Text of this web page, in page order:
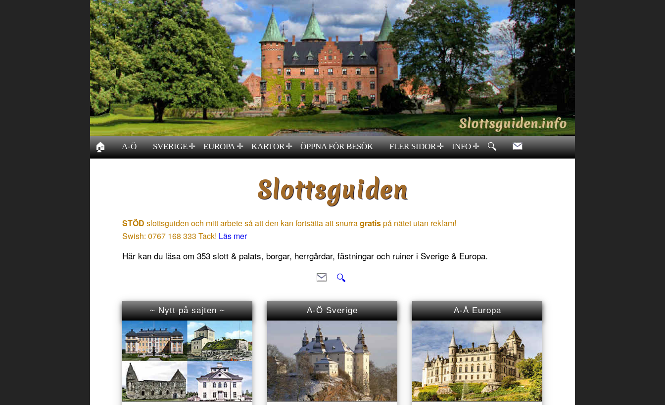
🏠 A-Ö SVERIGE✛ EUROPA✛ KARTOR✛ ÖPPNA FÖR BESÖK FLER SIDOR✛ INFO✛ 🔍
Slottsguiden
STÖD slottsguiden och mitt arbete så att den kan fortsätta att snurragratispå nätet utan reklam!
Swish: 0767 168 333 Tack! Läs mer
Här kan du läsa om 353 slott & palats, borgar, herrgårdar, fästningar och ruiner i Sverige & Europa.
🔍
~ Nytt på sajten ~ A-Ö Sverige A-Å Europa